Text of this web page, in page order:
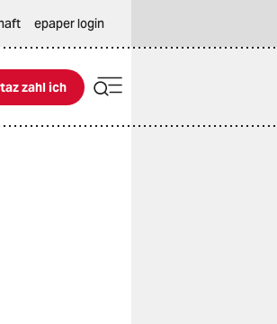
epaper login
ich
taz zahl ich